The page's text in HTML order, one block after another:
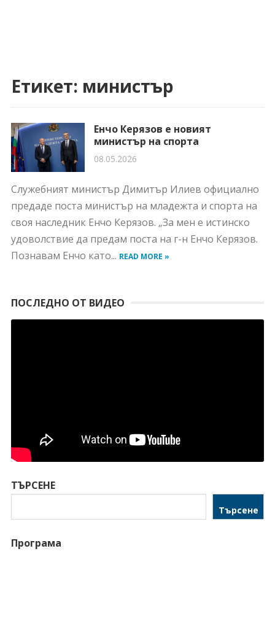
Етикет: министър
Енчо Керязов е новият
министър на спорта
08.05.2026
Служебният министър Димитър Илиев официално
предаде поста министър на младежта и спорта на
своя наследник Енчо Керязов. „За мен е истинско
удоволствие да предам поста на г-н Енчо Керязов.
Познавам Енчо като... READ MORE »
ПОСЛЕДНО ОТ ВИДЕО
ТЪРСЕНЕ
Търсене
Програма